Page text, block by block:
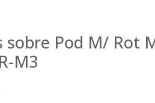
sobre Pod M/ Rot
M3